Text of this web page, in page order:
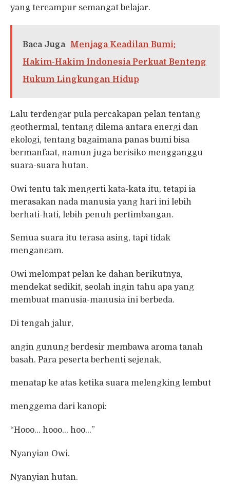
yang tercampur semangat belajar.
Baca Juga
Menjaga Keadilan Bumi:
Hakim-Hakim Indonesia Perkuat Benteng
Hukum Lingkungan Hidup
Lalu terdengar pula percakapan pelan tentang
geothermal, tentang dilema antara energi dan
ekologi, tentang bagaimana panas bumi bisa
bermanfaat, namun juga berisiko mengganggu
suara-suara hutan.
Owi tentu tak mengerti kata-kata itu, tetapi ia
merasakan nada manusia yang hari ini lebih
berhati-hati, lebih penuh pertimbangan.
Semua suara itu terasa asing, tapi tidak
mengancam.
Owi melompat pelan ke dahan berikutnya,
mendekat sedikit, seolah ingin tahu apa yang
membuat manusia-manusia ini berbeda.
Di tengah jalur,
angin gunung berdesir membawa aroma tanah
basah. Para peserta berhenti sejenak,
menatap ke atas ketika suara melengking lembut
menggema dari kanopi:
“Hooo… hooo… hoo…”
Nyanyian Owi.
Nyanyian hutan.